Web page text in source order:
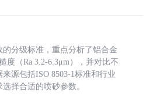
分级标准，重点分析了铝合金
度（Ra 3.2-6.3μm），并对比不
源包括ISO 8503-1标准和行业
择合适的喷砂参数。